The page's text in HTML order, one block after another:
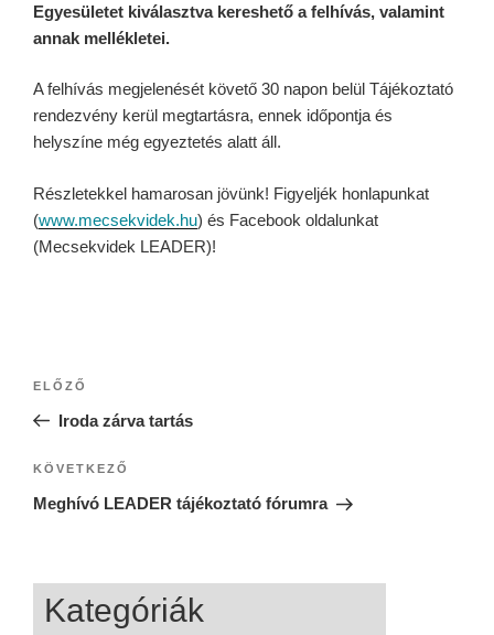
Egyesületet kiválasztva kereshető a felhívás, valamint
annak mellékletei.
A felhívás megjelenését követő 30 napon belül Tájékoztató
rendezvény kerül megtartásra, ennek időpontja és
helyszíne még egyeztetés alatt áll.
Részletekkel hamarosan jövünk! Figyeljék honlapunkat
(www.mecsekvidek.hu) és Facebook oldalunkat
(Mecsekvidek LEADER)!
ELŐZŐ
Iroda zárva tartás
KÖVETKEZŐ
Meghívó LEADER tájékoztató fórumra
Kategóriák